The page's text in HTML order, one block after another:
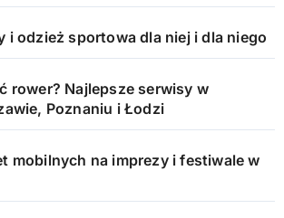
i odzież sportowa dla niej i dla niego
rower? Najlepsze serwisy w
Poznaniu i Łodzi
mobilnych na imprezy i festiwale w